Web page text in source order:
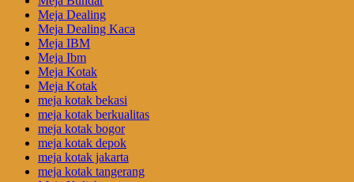
Meja Dealing
Meja Dealing Kaca
Meja IBM
Meja Ibm
Meja Kotak
Meja Kotak
meja kotak bekasi
meja kotak berkualitas
meja kotak bogor
meja kotak depok
meja kotak jakarta
meja kotak tangerang